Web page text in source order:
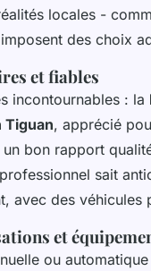
locales -
des choix
et fiables
incontournables : la
Tiguan, apprécié
bon rapport
sait
avec des véhicules
et
ou